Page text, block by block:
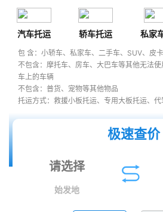
汽车托运 轿车托运 私家
包 含：小轿车、私家车、二手车、SUV、皮
不包含：摩托车、房车、大巴车等其他无法
车上的车辆
不包含：普货、宠物等其他物品
托运方式：救援小板托运、专用大板托运、代
极速查价
始发地